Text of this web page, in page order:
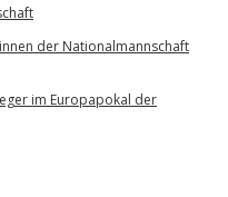
der Nationalmannschaft
im Europapokal der